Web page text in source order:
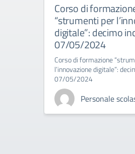
Corso di
“strumenti per
digitale”: decimo
07/05/2024
Corso di formazione
l’innovazione digitale”:
07/05/2024
Personale